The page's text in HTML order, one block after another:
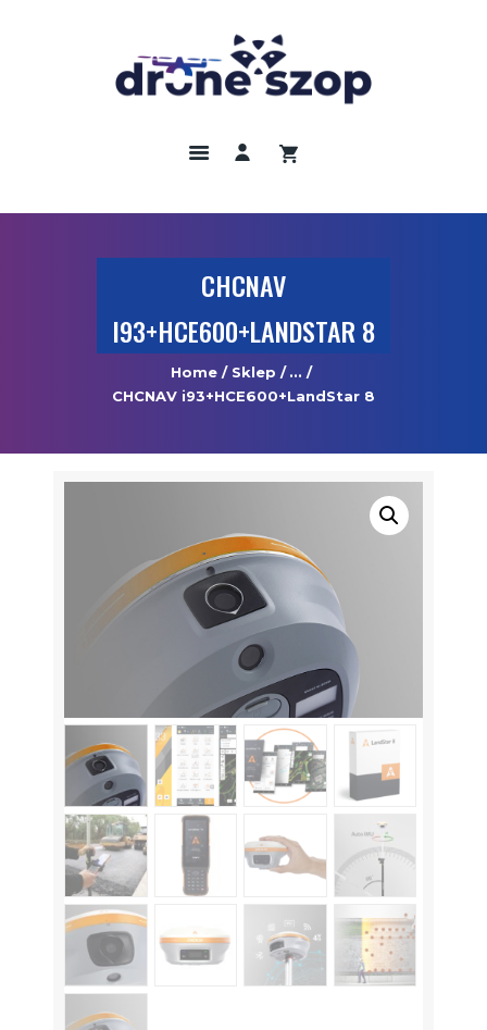
CHCNAV
I93+HCE600+LANDSTAR 8
Home Sklep
...
CHCNAV i93+HCE600+LandStar 8
KAMERY TERMOWIZYJNE
UBEZPIECZENIA
KONTAKT